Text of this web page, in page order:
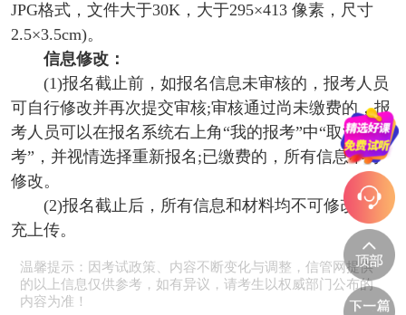
JPG格式，文件大于30K，大于295×413 像素，尺寸
2.5×3.5cm)。
信息修改：
(1)报名截止前，如报名信息未审核的，报考人员
可自行修改并再次提交审核;审核通过尚未缴费的，报
考人员可以在报名系统右上角“我的报考”中“取消报
考”，并视情选择重新报名;已缴费的，所有信息不可
修改。
(2)报名截止后，所有信息和材料均不可修改或补
充上传。
温馨提示：因考试政策、内容不断变化与调整，信管网提供
的以上信息仅供参考，如有异议，请考生以权威部门公布的
内容为准！